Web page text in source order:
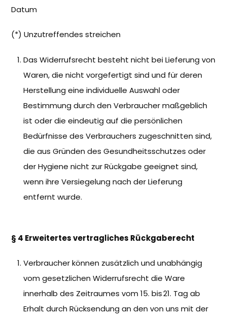
Datum
(*) Unzutreffendes streichen
Das Widerrufsrecht besteht nicht bei Lieferung von
Waren, die nicht vorgefertigt sind und für deren
Herstellung eine individuelle Auswahl oder
Bestimmung durch den Verbraucher maßgeblich
ist oder die eindeutig auf die persönlichen
Bedürfnisse des Verbrauchers zugeschnitten sind,
die aus Gründen des Gesundheitsschutzes oder
der Hygiene nicht zur Rückgabe geeignet sind,
wenn ihre Versiegelung nach der Lieferung
entfernt wurde.
§ 4 Erweitertes vertragliches Rückgaberecht
Verbraucher können zusätzlich und unabhängig
vom gesetzlichen Widerrufsrecht die Ware
innerhalb des Zeitraumes vom 15. bis 21. Tag ab
Erhalt durch Rücksendung an den von uns mit der